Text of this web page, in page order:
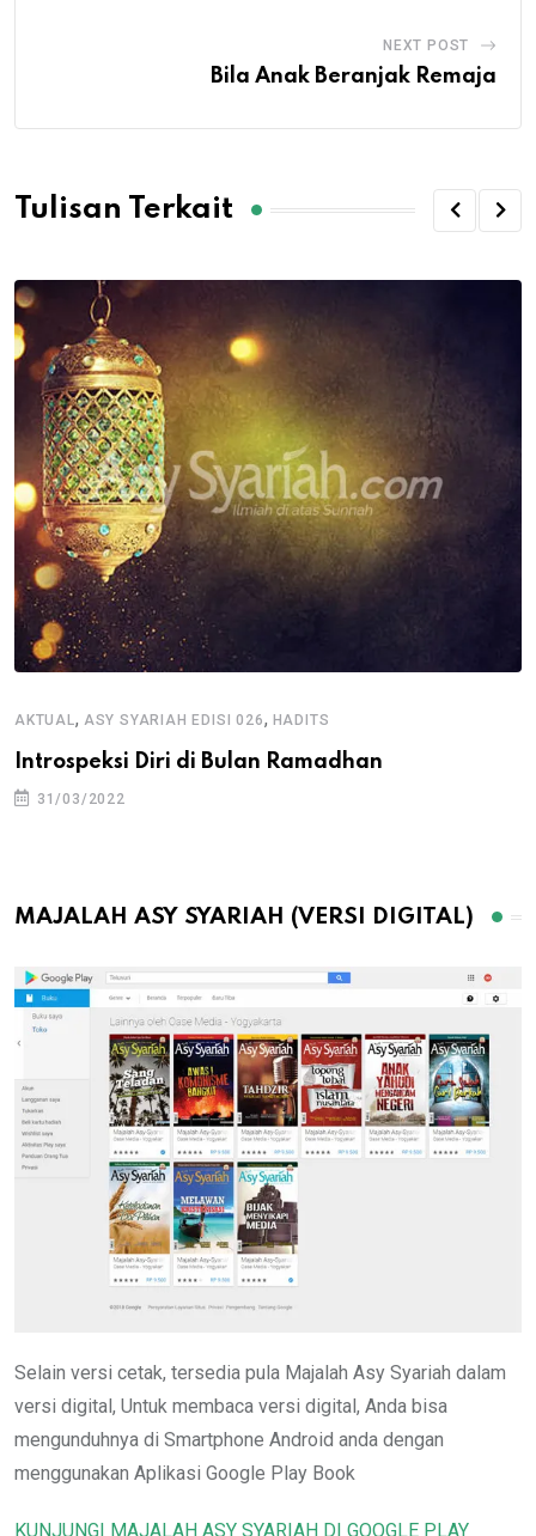
NEXT POST
Bila Anak Beranjak Remaja
Tulisan Terkait
AKTUAL, ASY SYARIAH EDISI 026, HADITS
Introspeksi Diri di Bulan Ramadhan
31/03/2022
MAJALAH ASY SYARIAH (VERSI DIGITAL)
Selain versi cetak, tersedia pula Majalah Asy Syariah dalam
versi digital, Untuk membaca versi digital, Anda bisa
mengunduhnya di Smartphone Android anda dengan
menggunakan Aplikasi Google Play Book
KUNJUNGI MAJALAH ASY SYARIAH DI GOOGLE PLAY